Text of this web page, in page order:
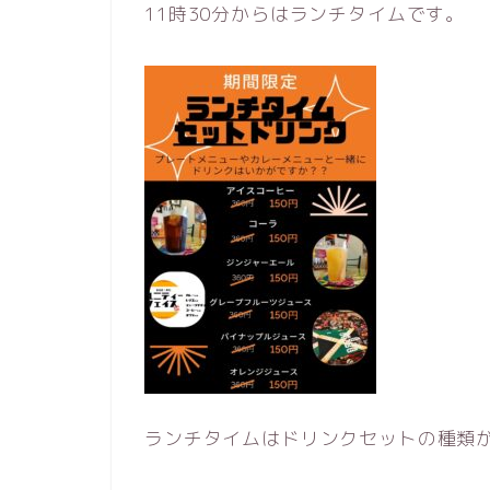
11時30分からはランチタイムです。
ランチタイムはドリンクセットの種類